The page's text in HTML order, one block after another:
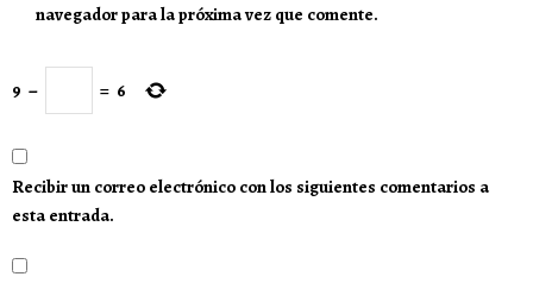
navegador para la próxima vez que comente.
9 − = 6
Recibir un correo electrónico con los siguientes comentarios a
esta entrada.